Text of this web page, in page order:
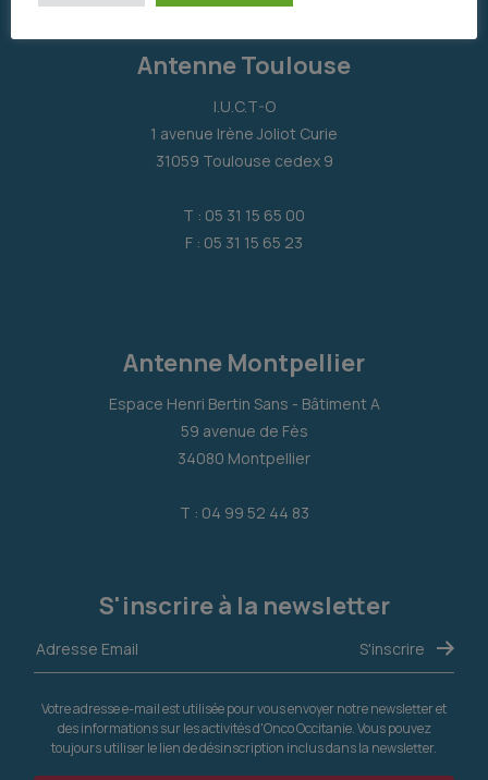
Antenne Toulouse
I.U.C.T-O
1 avenue Irène Joliot Curie
31059 Toulouse cedex 9
T : 05 31 15 65 00
F : 05 31 15 65 23
Antenne Montpellier
Espace Henri Bertin Sans - Bâtiment A
59 avenue de Fès
34080 Montpellier
T : 04 99 52 44 83
S'inscrire à la newsletter
Votre adresse e-mail est utilisée pour vous envoyer notre newsletter et
des informations sur les activités d'Onco Occitanie. Vous pouvez
toujours utiliser le lien de désinscription inclus dans la newsletter.